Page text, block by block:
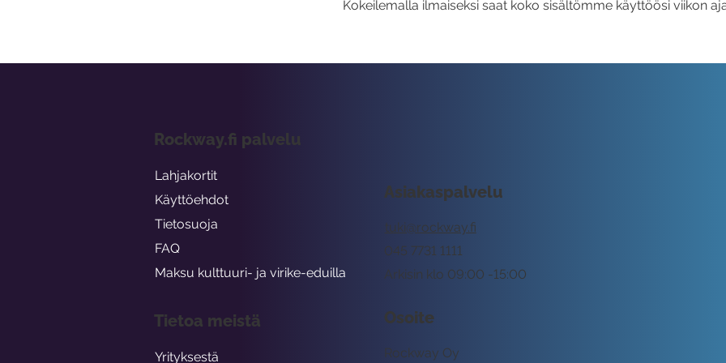
Kokeilemalla ilmaiseksi saat koko sisältömme käyttöösi viikon
Asiakaspalvelu
tuki@rockway.fi
Arkisin klo 09:00 -15:00
045 7731 1111
Osoite
Rockway Oy
Rockway.fi palvelu
Lahjakortit
Käyttöehdot
Tietosuoja
FAQ
Maksu kulttuuri- ja virike-eduilla
Tietoa meistä
Yrityksestä